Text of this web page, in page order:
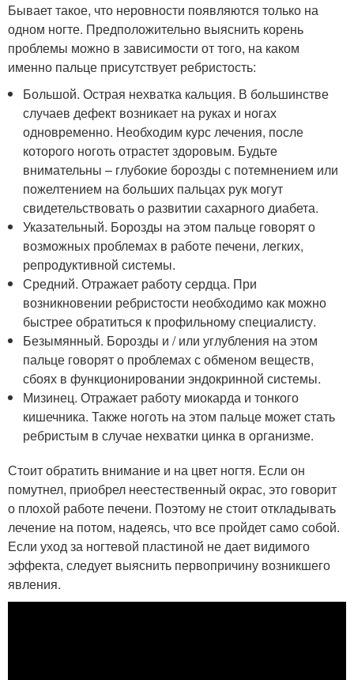
Бывает такое, что неровности появляются только на
одном ногте. Предположительно выяснить корень
проблемы можно в зависимости от того, на каком
именно пальце присутствует ребристость:
Большой. Острая нехватка кальция. В большинстве
случаев дефект возникает на руках и ногах
одновременно. Необходим курс лечения, после
которого ноготь отрастет здоровым. Будьте
внимательны – глубокие борозды с потемнением или
пожелтением на больших пальцах рук могут
свидетельствовать о развитии сахарного диабета.
Указательный. Борозды на этом пальце говорят о
возможных проблемах в работе печени, легких,
репродуктивной системы.
Средний. Отражает работу сердца. При
возникновении ребристости необходимо как можно
быстрее обратиться к профильному специалисту.
Безымянный. Борозды и / или углубления на этом
пальце говорят о проблемах с обменом веществ,
сбоях в функционировании эндокринной системы.
Мизинец. Отражает работу миокарда и тонкого
кишечника. Также ноготь на этом пальце может стать
ребристым в случае нехватки цинка в организме.
Стоит обратить внимание и на цвет ногтя. Если он
помутнел, приобрел неестественный окрас, это говорит
о плохой работе печени. Поэтому не стоит откладывать
лечение на потом, надеясь, что все пройдет само собой.
Если уход за ногтевой пластиной не дает видимого
эффекта, следует выяснить первопричину возникшего
явления.